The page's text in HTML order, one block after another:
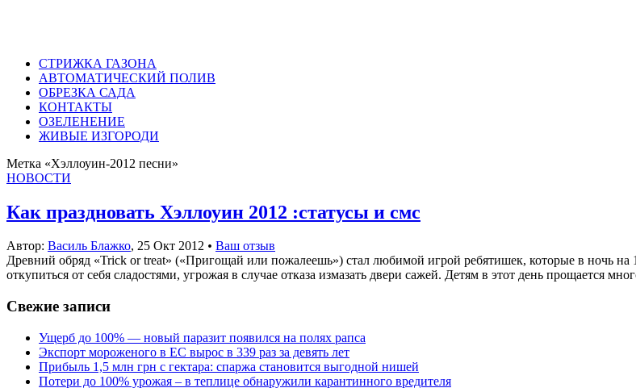
СТРИЖКА ГАЗОНА
АВТОМАТИЧЕСКИЙ ПОЛИВ
ОБРЕЗКА САДА
КОНТАКТЫ
ОЗЕЛЕНЕНИЕ
ЖИВЫЕ ИЗГОРОДИ
Метка «Хэллоуин-2012 песни»
НОВОСТИ
Как праздновать Хэллоуин 2012 :статусы и смс
Автор: Василь Блажко, 25 Окт 2012 • Ваш отзыв
Древний обряд «Trick or treat» («Пригощай или пожалеешь») стал любимой игрой ребятишек, которые в ночь на
откупиться от себя сладостями, угрожая в случае отказа измазать двери сажей. Детям в этот день прощается
Свежие записи
Ущерб до 100% — новый паразит появился на полях рапса
Экспорт мороженого в ЕС вырос в 339 раз за девять лет
Прибыль 1,5 млн грн с гектара: спаржа становится выгодной нишей
Потери до 100% урожая – в теплице обнаружили карантинного вредителя